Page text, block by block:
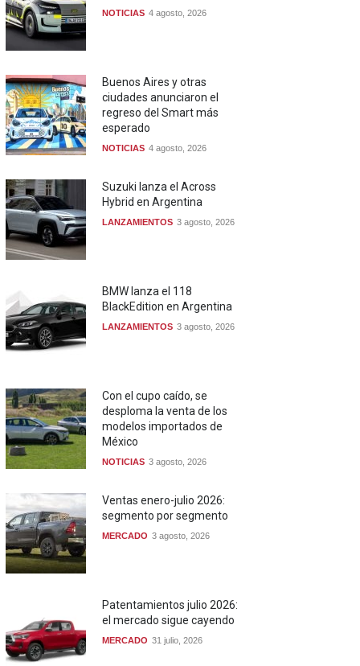
NOTICIAS 4 agosto, 2026
Buenos Aires y otras
ciudades anunciaron el
regreso del Smart más
esperado
NOTICIAS 4 agosto, 2026
Suzuki lanza el Across
Hybrid en Argentina
LANZAMIENTOS 3 agosto, 2026
BMW lanza el 118
BlackEdition en Argentina
LANZAMIENTOS 3 agosto, 2026
Con el cupo caído, se
desploma la venta de los
modelos importados de
México
NOTICIAS 3 agosto, 2026
Ventas enero-julio 2026:
segmento por segmento
MERCADO 3 agosto, 2026
Patentamientos julio 2026:
el mercado sigue cayendo
MERCADO 31 julio, 2026